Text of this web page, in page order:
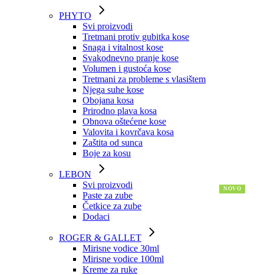
PHYTO
Svi proizvodi
Tretmani protiv gubitka kose
Snaga i vitalnost kose
Svakodnevno pranje kose
Volumen i gustoća kose
Tretmani za probleme s vlasištem
Njega suhe kose
Obojana kosa
Prirodno plava kosa
Obnova oštećene kose
Valovita i kovrčava kosa
Zaštita od sunca
Boje za kosu
LEBON
Svi proizvodi
Paste za zube
Četkice za zube
Dodaci
ROGER & GALLET
Mirisne vodice 30ml
Mirisne vodice 100ml
Kreme za ruke